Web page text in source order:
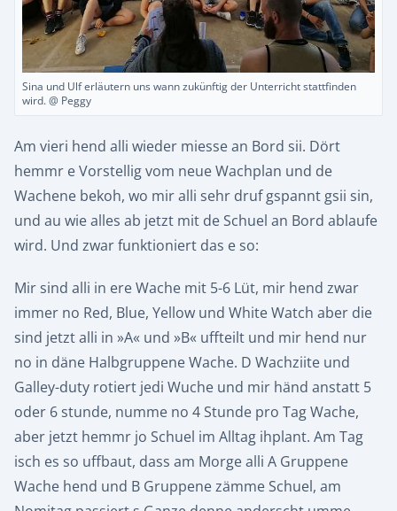
Sina und Ulf erläutern uns wann zukünftig der Unterricht stattfinden
wird. @ Peggy
Am vieri hend alli wieder miesse an Bord sii. Dört
hemmr e Vorstellig vom neue Wachplan und de
Wachene bekoh, wo mir alli sehr druf gspannt gsii sin,
und au wie alles ab jetzt mit de Schuel an Bord ablaufe
wird. Und zwar funktioniert das e so:
Mir sind alli in ere Wache mit 5-6 Lüt, mir hend zwar
immer no Red, Blue, Yellow und White Watch aber die
sind jetzt alli in »A« und »B« uffteilt und mir hend nur
no in däne Halbgruppene Wache. D Wachziite und
Galley-duty rotiert jedi Wuche und mir händ anstatt 5
oder 6 stunde, numme no 4 Stunde pro Tag Wache,
aber jetzt hemmr jo Schuel im Alltag ihplant. Am Tag
isch es so uffbaut, dass am Morge alli A Gruppene
Wache hend und B Gruppene zämme Schuel, am